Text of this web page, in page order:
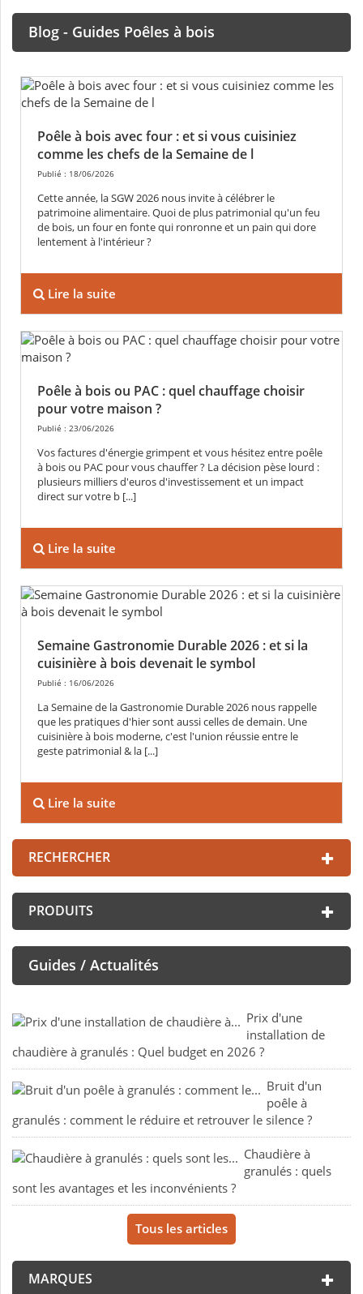
Blog - Guides Poêles à bois
Poêle à bois avec four : et si vous cuisiniez
comme les chefs de la Semaine de l
Publié : 18/06/2026
Cette année, la SGW 2026 nous invite à célébrer le
patrimoine alimentaire. Quoi de plus patrimonial qu'un feu
de bois, un four en fonte qui ronronne et un pain qui dore
lentement à l'intérieur ?
Lire la suite
Poêle à bois ou PAC : quel chauffage choisir
pour votre maison ?
Publié : 23/06/2026
Vos factures d'énergie grimpent et vous hésitez entre poêle
à bois ou PAC pour vous chauffer ? La décision pèse lourd :
plusieurs milliers d'euros d'investissement et un impact
direct sur votre b [...]
Lire la suite
Semaine Gastronomie Durable 2026 : et si la
cuisinière à bois devenait le symbol
Publié : 16/06/2026
La Semaine de la Gastronomie Durable 2026 nous rappelle
que les pratiques d'hier sont aussi celles de demain. Une
cuisinière à bois moderne, c'est l'union réussie entre le
geste patrimonial & la [...]
Lire la suite
RECHERCHER
PRODUITS
Guides / Actualités
Prix d'une
installation de
chaudière à granulés : Quel budget en 2026 ?
Bruit d'un
poêle à
granulés : comment le réduire et retrouver le silence ?
Chaudière à
granulés : quels
sont les avantages et les inconvénients ?
Tous les articles
MARQUES